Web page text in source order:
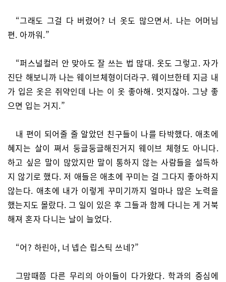
“그래도 그걸 다 버렸어? 너 옷도 많으면서. 나는 어머님
편. 아까워.”
“퍼스널컬러 안 맞아도 잘 쓰는 법 많대. 옷도 그렇고. 자가
진단 해보니까 나는 웨이브체형이더라구. 웨이브한테 지금 내
가 입은 옷은 쥐약인데 나는 이 옷 좋아해. 멋지잖아. 그냥 좋
으면 입는 거지.”
내 편이 되어줄 줄 알았던 친구들이 나를 타박했다. 애초에
혜지는 살이 쪄서 둥글둥글해진거지 웨이브 체형도 아니다.
하고 싶은 말이 많았지만 말이 통하지 않는 사람들을 설득하
지 않기로 했다. 저 애들은 애초에 꾸미는 걸 그다지 좋아하지
않는다. 애초에 내가 이렇게 꾸미기까지 얼마나 많은 노력을
했는지도 몰랐다. 그 일이 있은 후 그들과 함께 다니는 게 거북
해져 혼자 다니는 날이 늘었다.
“어? 하린아, 너 넵슨 립스틱 쓰네?”
그맘때쯤 다른 무리의 아이들이 다가왔다. 학과의 중심에